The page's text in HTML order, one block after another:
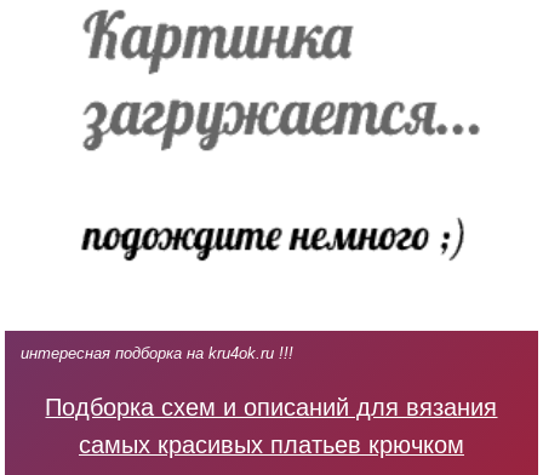
интересная подборка на kru4ok.ru !!!
Подборка схем и описаний для вязания
самых красивых платьев крючком